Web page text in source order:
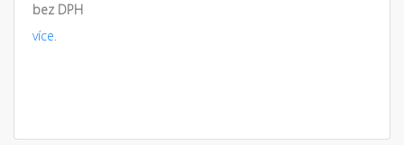
bez DPH
více.